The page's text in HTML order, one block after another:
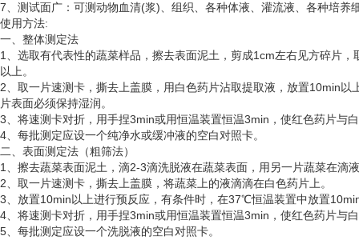
7、测试面广：可测动物血清(浆)、组织、各种体液、灌流液、各种培
使用方法:
一、整体测定法
1、选取有代表性的蔬菜样品，擦去表面泥土，剪成1cm左右见方碎片
以上。
2、取一片速测卡，撕去上盖膜，用白色药片沾取提取液，放置10min
片表面必须保持湿润。
3、将速测卡对折，用手捏3min或用恒温装置恒温3min，使红色药片与
4、每批测定应设一个纯净水或缓冲液的空白对照卡。
二、表面测定法（粗筛法）
1、擦去蔬菜表面泥土，滴2-3滴洗脱液在蔬菜表面，用另一片蔬菜在滴
2、取一片速测卡，撕去上盖膜，将蔬菜上的液滴滴在白色药片上。
3、放置10min以上进行预反应，有条件时，在37℃恒温装置中放置
4、将速测卡对折，用手捏3min或用恒温装置恒温3min，使红色药片与
5、每批测定应设一个洗脱液的空白对照卡。